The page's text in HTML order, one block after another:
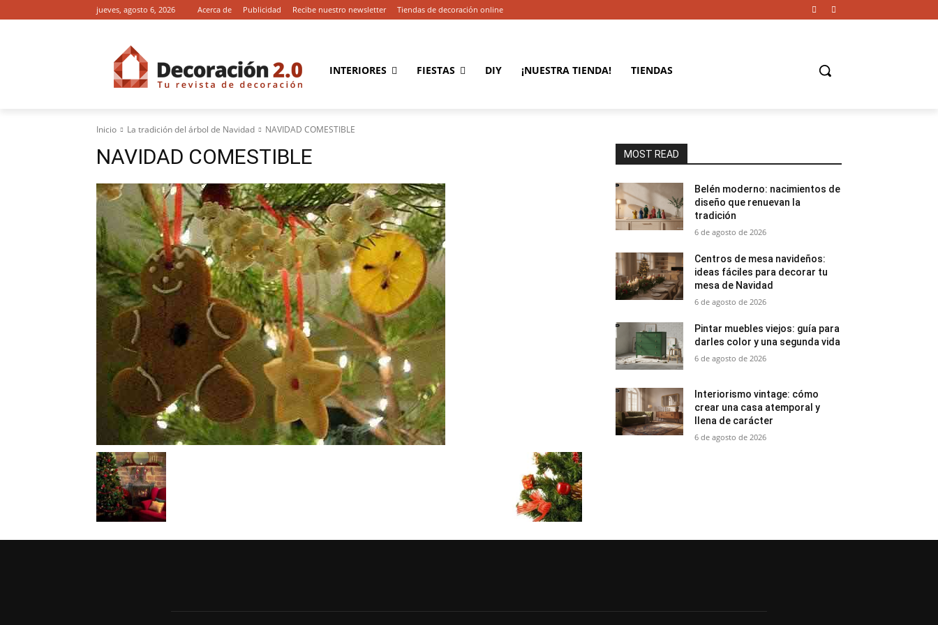
jueves, agosto 6, 2026 Acerca de Publicidad Recibe nuestro newsletter Tiendas de decoración online
INTERIORES FIESTAS DIY ¡NUESTRA TIENDA! TIENDAS
Inicio La tradición del árbol de Navidad NAVIDAD COMESTIBLE
NAVIDAD COMESTIBLE MOST READ
Belén moderno: nacimientos de
diseño que renuevan la
tradición
6 de agosto de 2026
Centros de mesa navideños:
ideas fáciles para decorar tu
mesa de Navidad
6 de agosto de 2026
Pintar muebles viejos: guía para
darles color y una segunda vida
6 de agosto de 2026
Interiorismo vintage: cómo
crear una casa atemporal y
llena de carácter
6 de agosto de 2026